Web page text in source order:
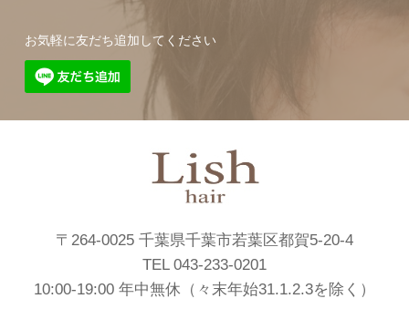
お気軽に友だち追加してください
〒264-0025 千葉県千葉市若葉区都賀5-20-4
TEL 043-233-0201
10:00-19:00 年中無休（々末年始31.1.2.3を除く）